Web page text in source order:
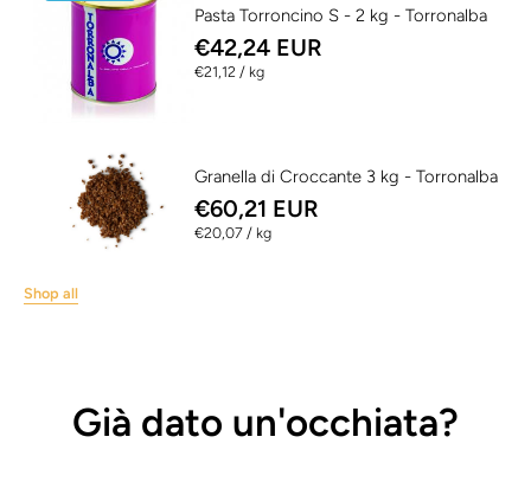
Pasta Torroncino S - 2 kg - Torronalba
€42,24 EUR
€21,12 / per
kg
Granella di Croccante 3 kg - Torronalba
€60,21 EUR
€20,07 / per
kg
Shop all
Già dato un'occhiata?